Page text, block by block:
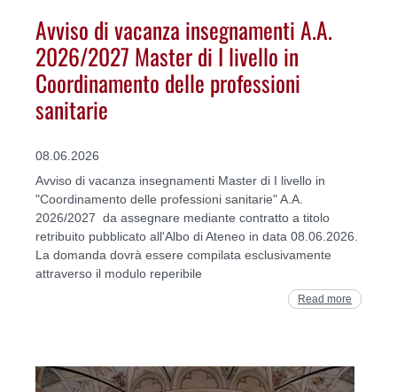
Avviso di vacanza insegnamenti A.A.
2026/2027 Master di I livello in
Coordinamento delle professioni
sanitarie
08.06.2026
Avviso di vacanza insegnamenti Master di I livello in
"Coordinamento delle professioni sanitarie" A.A.
2026/2027 da assegnare mediante contratto a titolo
retribuito pubblicato all'Albo di Ateneo in data 08.06.2026.
La domanda dovrà essere compilata esclusivamente
attraverso il modulo reperibile
Read more